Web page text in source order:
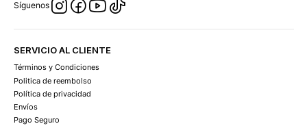
Síguenos
SERVICIO AL CLIENTE
Términos y Condiciones
Politica de reembolso
Política de privacidad
Envíos
Pago Seguro